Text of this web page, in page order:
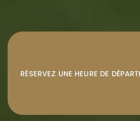
RÉSERVEZ UNE HEURE DE DÉPART